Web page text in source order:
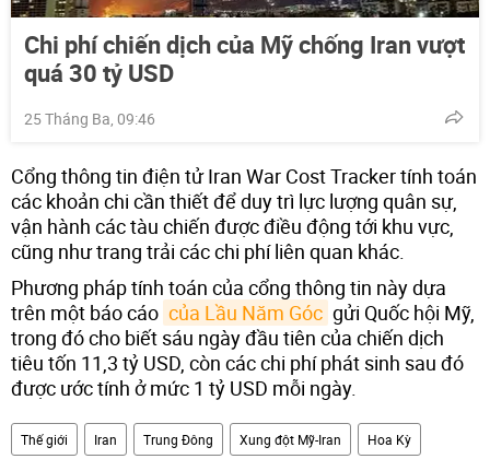
Chi phí chiến dịch của Mỹ chống Iran vượt
quá 30 tỷ USD
25 Tháng Ba, 09:46
Cổng thông tin điện tử Iran War Cost Tracker tính toán
các khoản chi cần thiết để duy trì lực lượng quân sự,
vận hành các tàu chiến được điều động tới khu vực,
cũng như trang trải các chi phí liên quan khác.
Phương pháp tính toán của cổng thông tin này dựa
trên một báo cáo của Lầu Năm Góc gửi Quốc hội Mỹ,
trong đó cho biết sáu ngày đầu tiên của chiến dịch
tiêu tốn 11,3 tỷ USD, còn các chi phí phát sinh sau đó
được ước tính ở mức 1 tỷ USD mỗi ngày.
Thế giới Iran Trung Đông Xung đột Mỹ-Iran Hoa Kỳ